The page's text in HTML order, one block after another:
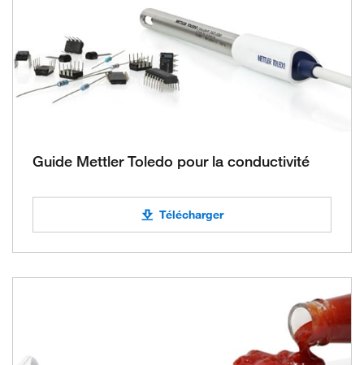
Guide Mettler Toledo pour la conductivité
Télécharger